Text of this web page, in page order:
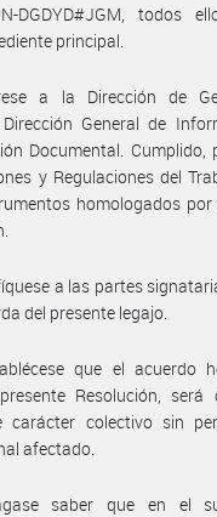
DGDYD#JGM, todos
principal.
a la Dirección de
General de
Documental. Cumplido,
y Regulaciones del
homologados por
a las partes
del presente legajo.
que el acuerdo
Resolución, será
carácter colectivo sin
afectado.
saber que en el